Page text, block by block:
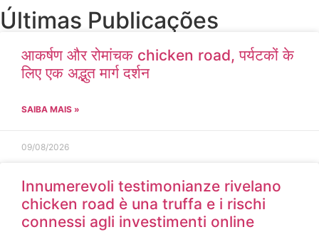
Últimas Publicações
आकर्षण और रोमांचक chicken road, पर्यटकों के
लिए एक अद्भुत मार्ग दर्शन
SAIBA MAIS »
09/08/2026
Innumerevoli testimonianze rivelano
chicken road è una truffa e i rischi
connessi agli investimenti online